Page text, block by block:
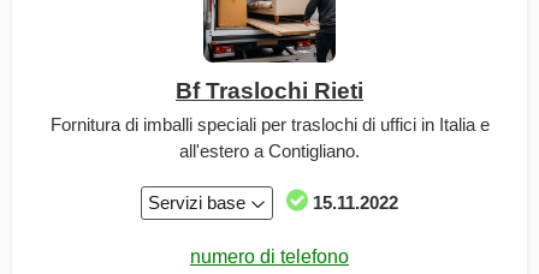
Bf Traslochi Rieti
Fornitura di imballi speciali per traslochi di uffici in Italia e
all'estero a Contigliano.
Servizi base 15.11.2022